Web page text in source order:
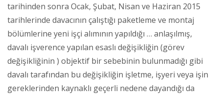
tarihinden sonra Ocak, Şubat, Nisan ve Haziran 2015
tarihlerinde davacının çalıştığı paketleme ve montaj
bölümlerine yeni işçi alımının yapıldığı … anlaşılmış,
davalı işverence yapılan esaslı değişikliğin (görev
değişikliğinin ) objektif bir sebebinin bulunmadığı gibi
davalı tarafından bu değişikliğin işletme, işyeri veya işin
gereklerinden kaynaklı geçerli nedene dayandığı da